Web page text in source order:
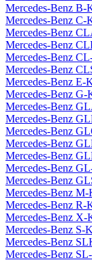
Mercedes-Benz B-
Mercedes-Benz C-
Mercedes-Benz
Mercedes-Benz
Mercedes-Benz
Mercedes-Benz
Mercedes-Benz E-
Mercedes-Benz G-
Mercedes-Benz
Mercedes-Benz
Mercedes-Benz
Mercedes-Benz
Mercedes-Benz
Mercedes-Benz
Mercedes-Benz
Mercedes-Benz M-
Mercedes-Benz R-
Mercedes-Benz X-
Mercedes-Benz S-
Mercedes-Benz
Mercedes-Benz